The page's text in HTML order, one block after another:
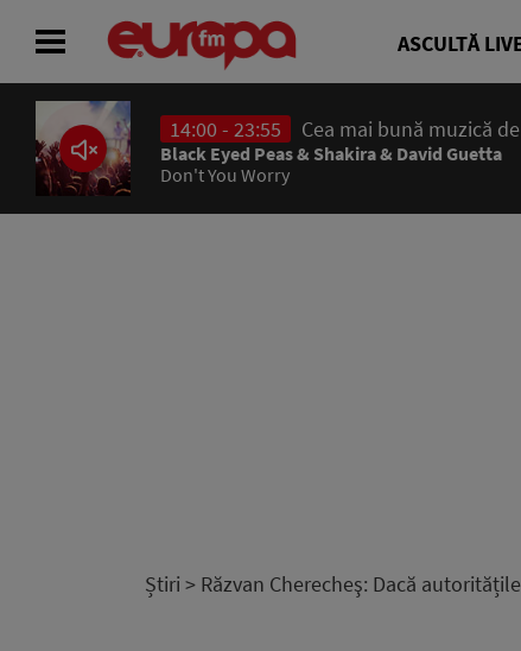
ASCULTĂ
14:00 - 23:55 Cea mai bună muzică
Black Eyed Peas & Shakira & David Guetta
Don't You Worry
Știri > Răzvan Cherecheş: Dacă
ACASĂ
ȘTIRI